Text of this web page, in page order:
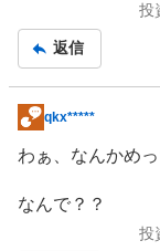
投
返信
掲
示
記
qkx*****
わぁ、なんかめっ
なんで？？
投